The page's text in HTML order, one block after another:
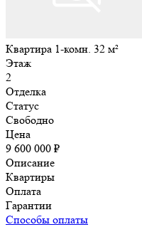
Квартира 1-комн. 32 м²
Этаж
2
Отделка
Статус
Свободно
Цена
9 600 000 ₽
Описание
Квартиры
Оплата
Гарантии
Способы оплаты